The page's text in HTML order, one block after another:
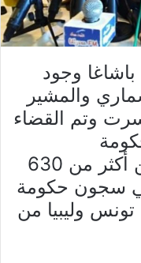
باشاغا وجود
والمشير
وتم القضاء
الوفاق. مضيفا أنه تم سجن أكثر من 630
سجون حكومة
تونس وليبيا من